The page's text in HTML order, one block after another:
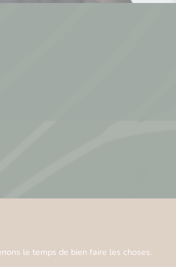
le temps de bien faire les choses.